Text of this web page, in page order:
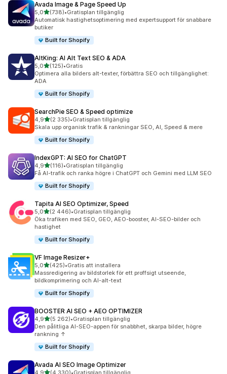
Avada Image & Page Speed Up
5,0av 5 stjärnor
(738)
738 recensioner totalt
•Gratisplan tillgänglig
Automatisk hastighetsoptimering med expertsupport för snabbare
butiker
Built for Shopify
AltKing: AI Alt Text SEO & ADA
5,0av 5 stjärnor
(125)
125 recensioner totalt
•Gratis
Optimera alla bilders alt-texter, förbättra SEO och tillgänglighet:
ADA
Built for Shopify
SearchPie SEO & Speed optimize
4,9av 5 stjärnor
(2 335)
2335 recensioner totalt
•Gratisplan tillgänglig
Skala upp organisk trafik & rankningar SEO, AI, Speed & mere
Built for Shopify
IndexGPT: AI SEO for ChatGPT
4,9av 5 stjärnor
(116)
116 recensioner totalt
•Gratisplan tillgänglig
Få AI-trafik och ranka högre i ChatGPT och Gemini med LLM SEO
Built for Shopify
Tapita AI SEO Optimizer, Speed
5,0av 5 stjärnor
(2 446)
2446 recensioner totalt
•Gratisplan tillgänglig
Öka trafiken med SEO, GEO, AEO-booster, AI-SEO-bilder och
hastighet
Built for Shopify
VF Image Resizer+
5,0av 5 stjärnor
(425)
425 recensioner totalt
•Gratis att installera
Massredigering av bildstorlek för ett proffsigt utseende,
bildkomprimering och AI-alt-text
Built for Shopify
BOOSTER AI SEO + AEO OPTIMIZER
4,9av 5 stjärnor
(5 262)
5262 recensioner totalt
•Gratisplan tillgänglig
Den pålitliga AI-SEO-appen för snabbhet, skarpa bilder, högre
rankning ↑
Built for Shopify
Avada AI SEO Image Optimizer
4,9av 5 stjärnor
(4 330)•Gratisplan tillgänglig